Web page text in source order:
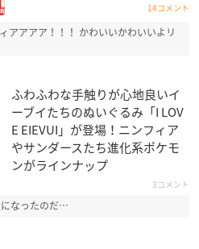
14コメント
アアアア！！！ かわいいかわいいよリ
ふわふわな手触りが心地良いイ
ーブイたちのぬいぐるみ「I LOV
E EIEVUI」が登場！ニンフィア
やサンダースたち進化系ポケモ
ンがラインナップ
3コメント
なったのだ…